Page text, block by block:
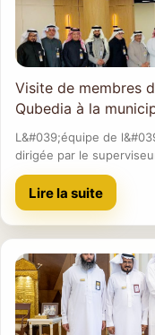
Visite de membres
Qubedia à la
L&#039;équipe de
dirigée par le
Lire la suite